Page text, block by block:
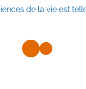
de la vie est